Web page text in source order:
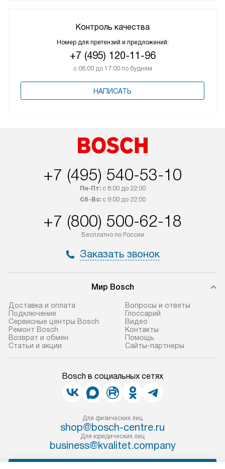
Контроль качества
Номер для претензий и предложений:
+7 (495) 120-11-96
с 08:00 до 17:00 по будням
НАПИСАТЬ
+7 (495) 540-53-10
Пн-Пт:с 8:00 до 22:00
Сб-Вс:с 9:00 до 22:00
+7 (800) 500-62-18
Бесплатно по России
Заказать звонок
Мир Bosch
Доставка и оплата
Подключение
Сервисные центры Bosch
Ремонт Bosch
Возврат и обмен
Статьи и акции
Вопросы и ответы
Глоссарий
Видео
Контакты
Помощь
Сайты-партнеры
Bosch в социальных сетях
Для физических лиц
shop@bosch-centre.ru
Для юридических лиц
business@kvalitet.company